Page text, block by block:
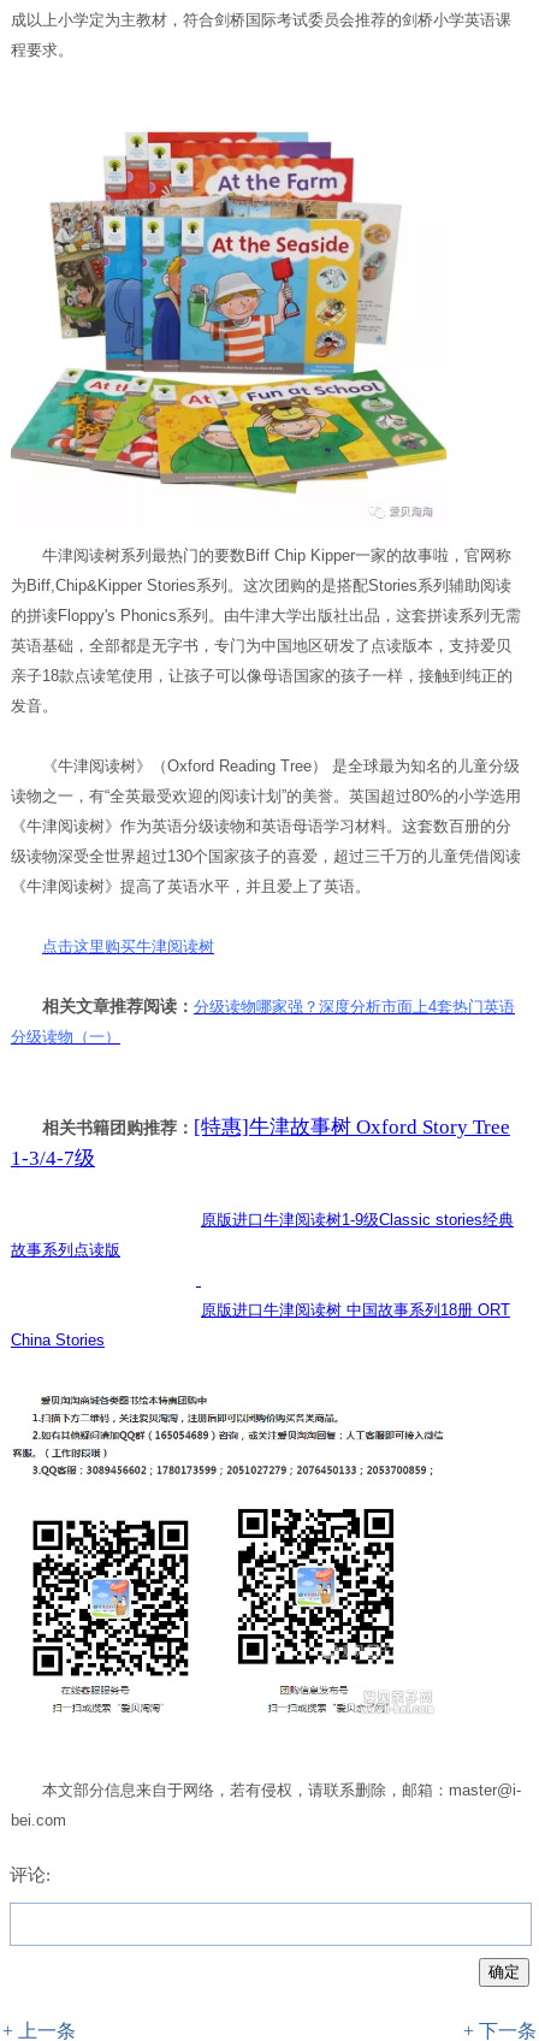
成以上小学定为主教材，符合剑桥国际考试委员会推荐的剑桥小学英语课
程要求。
牛津阅读树系列最热门的要数Biff Chip Kipper一家的故事啦，官网称
为Biff,Chip&Kipper Stories系列。这次团购的是搭配Stories系列辅助阅读
的拼读Floppy's Phonics系列。由牛津大学出版社出品，这套拼读系列无需
英语基础，全部都是无字书，专门为中国地区研发了点读版本，支持爱贝
亲子18款点读笔使用，让孩子可以像母语国家的孩子一样，接触到纯正的
发音。
《牛津阅读树》（Oxford Reading Tree） 是全球最为知名的儿童分级
读物之一，有“全英最受欢迎的阅读计划”的美誉。英国超过80%的小学选用
《牛津阅读树》作为英语分级读物和英语母语学习材料。这套数百册的分
级读物深受全世界超过130个国家孩子的喜爱，超过三千万的儿童凭借阅读
《牛津阅读树》提高了英语水平，并且爱上了英语。
点击这里购买牛津阅读树
相关文章推荐阅读： 分级读物哪家强？深度分析市面上4套热门英语
分级读物（一）
相关书籍团购推荐： [特惠]牛津故事树 Oxford Story Tree
1-3/4-7级
原版进口牛津阅读树1-9级Classic stories经典
故事系列点读版
原版进口牛津阅读树 中国故事系列18册 ORT
China Stories
本文部分信息来自于网络，若有侵权，请联系删除，邮箱：master@i-
bei.com
评论:
+ 下一条
+ 上一条